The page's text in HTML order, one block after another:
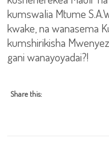
kumswalia Mtume
kwake, na wanasema
kumshirikisha
gani wanayoyadai?!
Share this: